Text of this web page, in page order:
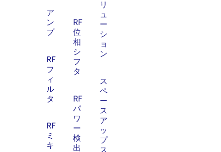
ア
ン
プ
RF
フ
ィ
ル
タ
RF
ミ
キ
RF
位
相
シ
フ
タ
RF
パ
ワ
ー
検
出
リ
ュ
ー
シ
ョ
ン
ス
ペ
ー
ス
ア
ッ
プ
ス